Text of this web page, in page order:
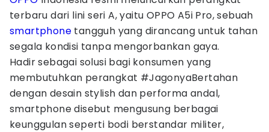
terbaru dari lini seri A, yaitu OPPO A5i Pro, sebuah
smartphone tangguh yang dirancang untuk tahan
segala kondisi tanpa mengorbankan gaya.
Hadir sebagai solusi bagi konsumen yang
membutuhkan perangkat #JagonyaBertahan
dengan desain stylish dan performa andal,
smartphone disebut mengusung berbagai
keunggulan seperti bodi berstandar militer,